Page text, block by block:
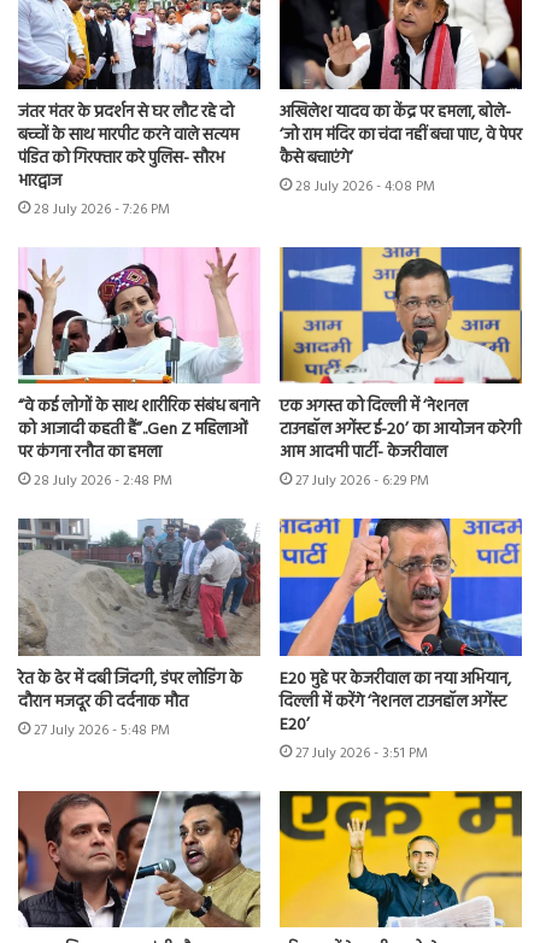
जंतर मंतर के प्रदर्शन से घर लौट रहे दो
बच्चों के साथ मारपीट करने वाले सत्यम
पंडित को गिरफ्तार करे पुलिस- सौरभ
भारद्वाज
28 July 2026 - 7:26 PM
अखिलेश यादव का केंद्र पर हमला, बोले-
‘जो राम मंदिर का चंदा नहीं बचा पाए, वे पेपर
कैसे बचाएंगे’
28 July 2026 - 4:08 PM
“वे कई लोगों के साथ शारीरिक संबंध बनाने
को आजादी कहती हैं”..Gen Z महिलाओं
पर कंगना रनौत का हमला
28 July 2026 - 2:48 PM
एक अगस्त को दिल्ली में ‘नेशनल
टाउनहॉल अगेंस्ट ई-20’ का आयोजन करेगी
आम आदमी पार्टी- केजरीवाल
27 July 2026 - 6:29 PM
रेत के ढेर में दबी जिंदगी, डंपर लोडिंग के
दौरान मजदूर की दर्दनाक मौत
27 July 2026 - 5:48 PM
E20 मुद्दे पर केजरीवाल का नया अभियान,
दिल्ली में करेंगे ‘नेशनल टाउनहॉल अगेंस्ट
E20’
27 July 2026 - 3:51 PM